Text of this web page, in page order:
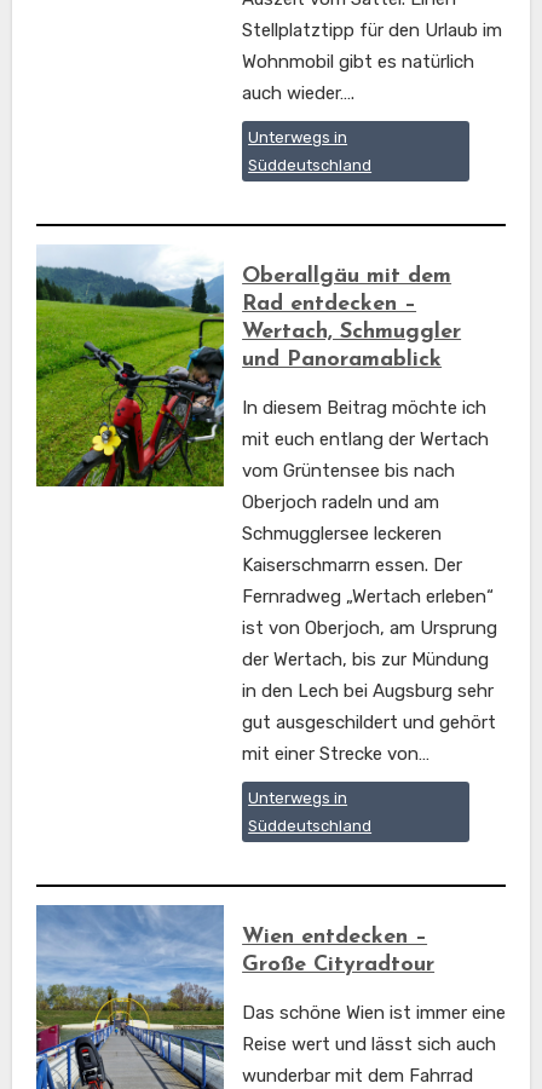
Stellplatztipp für den Urlaub im
Wohnmobil gibt es natürlich
auch wieder….
Unterwegs in
Süddeutschland
Oberallgäu mit dem
Rad entdecken –
Wertach, Schmuggler
und Panoramablick
In diesem Beitrag möchte ich
mit euch entlang der Wertach
vom Grüntensee bis nach
Oberjoch radeln und am
Schmugglersee leckeren
Kaiserschmarrn essen. Der
Fernradweg „Wertach erleben“
ist von Oberjoch, am Ursprung
der Wertach, bis zur Mündung
in den Lech bei Augsburg sehr
gut ausgeschildert und gehört
mit einer Strecke von…
Unterwegs in
Süddeutschland
Wien entdecken –
Große Cityradtour
Das schöne Wien ist immer eine
Reise wert und lässt sich auch
wunderbar mit dem Fahrrad